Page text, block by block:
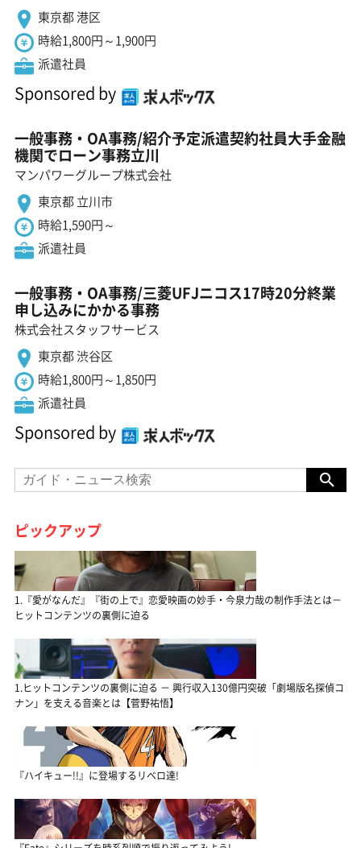
東京都 港区
時給1,800円～1,900円
派遣社員
Sponsored by
一般事務・OA事務/紹介予定派遣契約社員大手金融
機関でローン事務立川
マンパワーグループ株式会社
東京都 立川市
時給1,590円～
派遣社員
一般事務・OA事務/三菱UFJニコス17時20分終業
申し込みにかかる事務
株式会社スタッフサービス
東京都 渋谷区
時給1,800円～1,850円
派遣社員
Sponsored by
ピックアップ
1.『愛がなんだ』『街の上で』恋愛映画の妙手・今泉力哉の制作手法とは－
ヒットコンテンツの裏側に迫る
1.ヒットコンテンツの裏側に迫る － 興行収入130億円突破「劇場版名探偵コ
ナン」を支える音楽とは【菅野祐悟】
『ハイキュー!!』に登場するリベロ達!